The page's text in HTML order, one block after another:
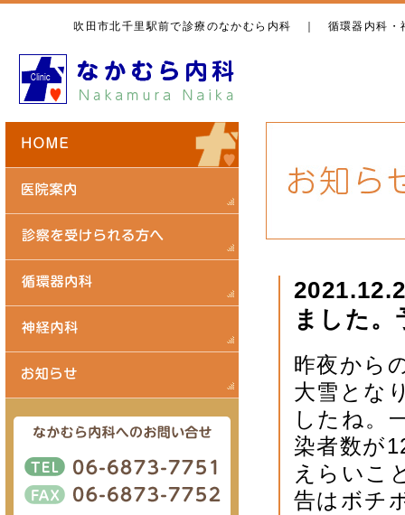
吹田市北千里駅前で診療のなかむら内科 ｜ 循環器内科
ました
昨夜から
大雪とな
したね。
染者数が
えらいこ
告はボチ